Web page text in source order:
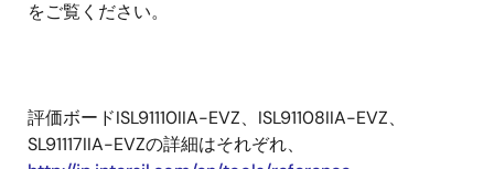
をご覧ください。
評価ボードISL91110IIA-EVZ、ISL91108IIA-EVZ、
SL91117IIA-EVZの詳細はそれぞれ、